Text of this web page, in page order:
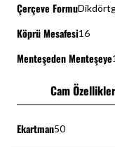
Çerçeve Formu
Köprü Mesafesi16
Menteşeden Menteşeye
Cam
Ekartman50